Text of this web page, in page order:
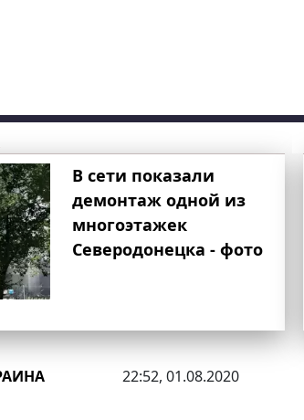
В сети показали
демонтаж одной из
многоэтажек
Северодонецка - фото
22:52, 01.08.2020